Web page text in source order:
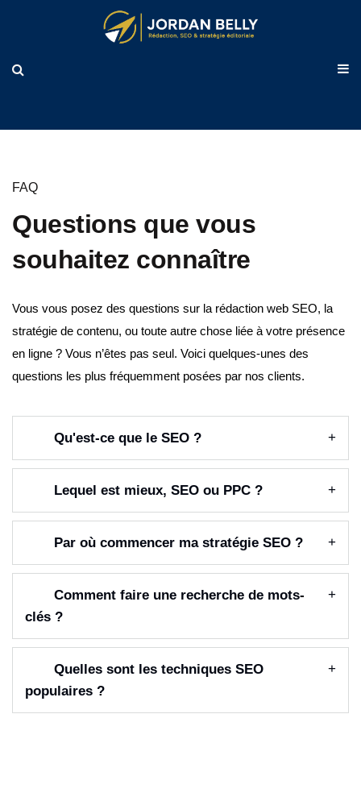
FAQ
Questions que vous
souhaitez connaître
Vous vous posez des questions sur la rédaction web SEO, la
stratégie de contenu, ou toute autre chose liée à votre présence
en ligne ? Vous n’êtes pas seul. Voici quelques-unes des
questions les plus fréquemment posées par nos clients.
Qu'est-ce que le SEO ?
Lequel est mieux, SEO ou PPC ?
Par où commencer ma stratégie SEO ?
Comment faire une recherche de mots-
clés ?
Quelles sont les techniques SEO
populaires ?